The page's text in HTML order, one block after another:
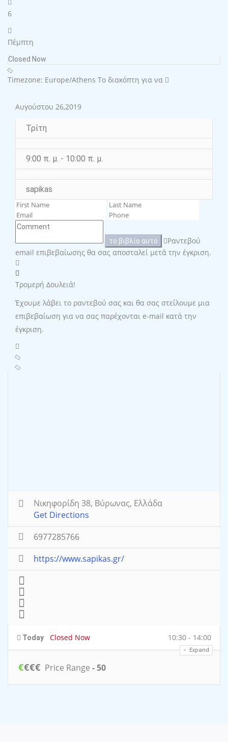
6
Πέμπτη
Closed Now
Timezone: Europe/Athens Το διακόπτη για να
Αυγούστου 26,2019
Τρίτη
9:00 π. μ. - 10:00 π. μ.
sapikas
το βιβλίο αυτό
Ραντεβού
email επιβεβαίωσης θα σας αποσταλεί μετά την έγκριση.
Τρομερή Δουλειά!
Έχουμε λάβει το ραντεβού σας και θα σας στείλουμε μια
επιβεβαίωση για να σας παρέχονται e-mail κατά την
έγκριση.
Νικηφορίδη 38, Βύρωνας, Ελλάδα
Get Directions
6977285766
https://www.sapikas.gr/
Today Closed Now 10:30 - 14:00
Expand
€€€€ Price Range - 50